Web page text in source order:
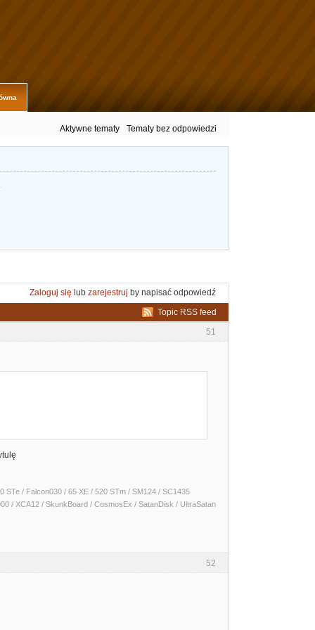
Aktywne tematy Tematy bez odpowiedzi
Zaloguj się lub zarejestruj by napisać odpowiedź
Topic RSS feed
51
STe / Falcon030 / 65 XE / 520 STm / SM124 / SC1435
/ XCA12 / SkunkBoard / CosmosEx / SatanDisk / UltraSatan
52